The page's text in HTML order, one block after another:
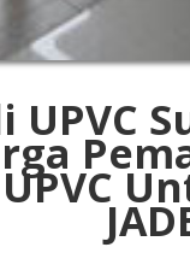
UPVC
UPVC